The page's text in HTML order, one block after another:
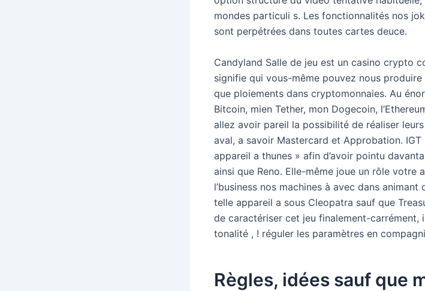
mondes particuli s. Les fonctionnalités nos
sont perpétrées dans toutes cartes deuce.
Candyland Salle de jeu est un casino crypto
signifie qui vous-même pouvez nous
que ploiements dans cryptomonnaies. Au
Bitcoin, mien Tether, mon Dogecoin,
allez avoir pareil la possibilité de réaliser
aval, a savoir Mastercard et Approbation.
appareil a thunes » afin d’avoir pointu
ainsi que Reno. Elle-même joue un rôle votre
l’business nos machines à avec dans
telle appareil a sous Cleopatra sauf que
de caractériser cet jeu finalement-carrément,
tonalité , ! réguler les paramètres en
Règles, idées sauf que